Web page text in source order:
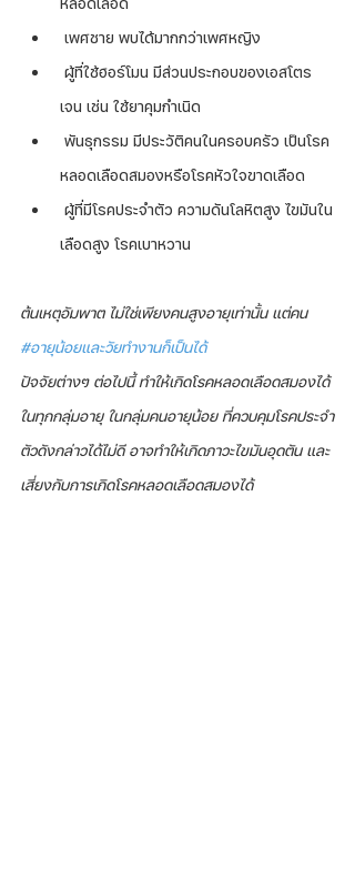
เพศชาย พบได้มากกว่าเพศหญิง
เจน เช่น ใช้ยาคุมกำเนิด
หลอดเลือดสมองหรือโรคหัวใจขาดเลือด
เลือดสูง โรคเบาหวาน
ต้นเหตุอัมพาต ไม่ใช่เพียงคนสูงอายุเท่านั้น แต่คน
#อายุน้อยและวัยทำงานก็เป็นได้
ปัจจัยต่างๆ ต่อไปนี้ ทำให้เกิดโรคหลอดเลือดสมองได้
ในทุกกลุ่มอายุ ในกลุ่มคนอายุน้อย ที่ควบคุมโรคประจำ
ตัวดังกล่าวได้ไม่ดี อาจทำให้เกิดภาวะไขมันอุดตัน และ
เสี่ยงกับการเกิดโรคหลอดเลือดสมองได้